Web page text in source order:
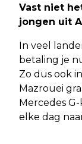
Vast niet
jongen uit
In veel
betaling je
Zo dus ook
Mazrouei
Mercedes
elke dag